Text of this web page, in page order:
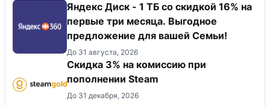
Яндекс Диск - 1 ТБ со скидкой 16% на
первые три месяца. Выгодное
предложение для вашей Семьи!
До 31 августа, 2026
Скидка 3% на комиссию при
пополнении Steam
До 31 декабря, 2026